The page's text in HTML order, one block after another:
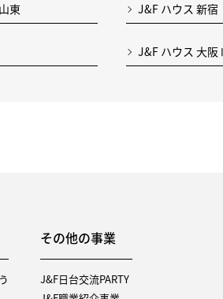
東 J&F ハウス 新宿
J&F ハウス 大阪
その他の事業
J&F日台交流PARTY